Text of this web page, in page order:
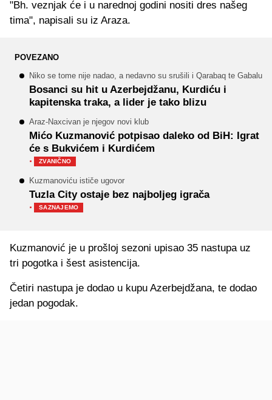
"Bh. veznjak će i u narednoj godini nositi dres našeg
tima", napisali su iz Araza.
POVEZANO
Niko se tome nije nadao, a nedavno su srušili i Qarabaq te Gabalu
Bosanci su hit u Azerbejdžanu, Kurdiću i
kapitenska traka, a lider je tako blizu
Araz-Naxcivan je njegov novi klub
Mićo Kuzmanović potpisao daleko od BiH: Igrat
će s Bukvićem i Kurdićem
· ZVANIČNO
Kuzmanoviću ističe ugovor
Tuzla City ostaje bez najboljeg igrača
· SAZNAJEMO
Kuzmanović je u prošloj sezoni upisao 35 nastupa uz
tri pogotka i šest asistencija.
Četiri nastupa je dodao u kupu Azerbejdžana, te dodao
jedan pogodak.